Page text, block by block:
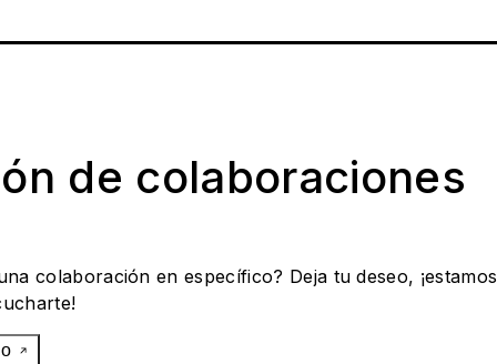
de colaboraciones
colaboración en específico? Deja tu deseo, ¡estamos